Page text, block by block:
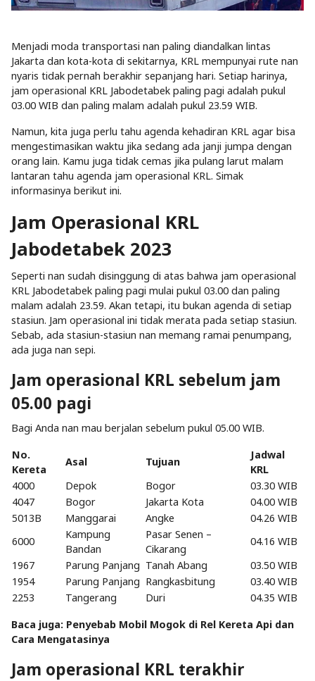
Menjadi moda transportasi nan paling diandalkan lintas
Jakarta dan kota-kota di sekitarnya, KRL mempunyai rute nan
nyaris tidak pernah berakhir sepanjang hari. Setiap harinya,
jam operasional KRL Jabodetabek paling pagi adalah pukul
03.00 WIB dan paling malam adalah pukul 23.59 WIB.
Namun, kita juga perlu tahu agenda kehadiran KRL agar bisa
mengestimasikan waktu jika sedang ada janji jumpa dengan
orang lain. Kamu juga tidak cemas jika pulang larut malam
lantaran tahu agenda jam operasional KRL. Simak
informasinya berikut ini.
Jam Operasional KRL
Jabodetabek 2023
Seperti nan sudah disinggung di atas bahwa jam operasional
KRL Jabodetabek paling pagi mulai pukul 03.00 dan paling
malam adalah 23.59. Akan tetapi, itu bukan agenda di setiap
stasiun. Jam operasional ini tidak merata pada setiap stasiun.
Sebab, ada stasiun-stasiun nan memang ramai penumpang,
ada juga nan sepi.
Jam operasional KRL sebelum jam
05.00 pagi
Bagi Anda nan mau berjalan sebelum pukul 05.00 WIB.
No.
Kereta
Asal Tujuan
Jadwal
KRL
4000
Depok Bogor
03.30 WIB
4047
Bogor Jakarta Kota
04.00 WIB
5013B
Manggarai Angke
04.26 WIB
6000
Kampung
Bandan
Pasar Senen –
Cikarang
04.16 WIB
1967
Parung Panjang Tanah Abang
03.50 WIB
1954
Parung Panjang Rangkasbitung
03.40 WIB
2253
Tangerang Duri
04.35 WIB
Baca juga: Penyebab Mobil Mogok di Rel Kereta Api dan
Cara Mengatasinya
Jam operasional KRL terakhir